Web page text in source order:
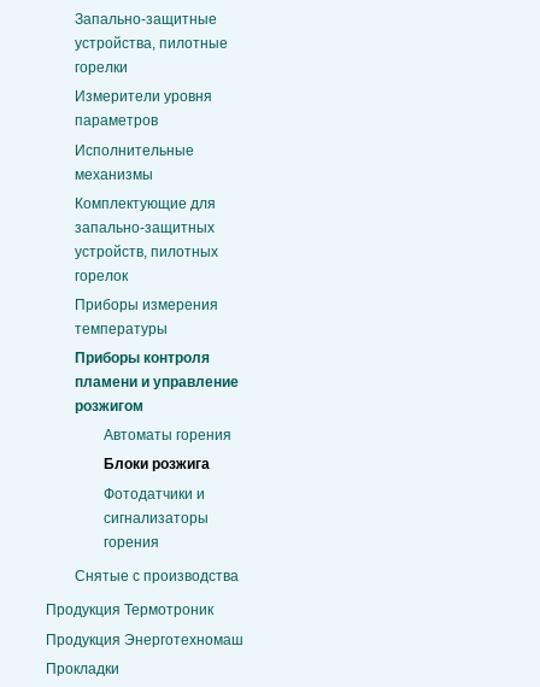
Запально-защитные
устройства, пилотные
горелки
Измерители уровня
параметров
Исполнительные
механизмы
Комплектующие для
запально-защитных
устройств, пилотных
горелок
Приборы измерения
температуры
Приборы контроля
пламени и управление
розжигом
Автоматы горения
Блоки розжига
Фотодатчики и
сигнализаторы
горения
Снятые с производства
Продукция Термотроник
Продукция Энерготехномаш
Прокладки